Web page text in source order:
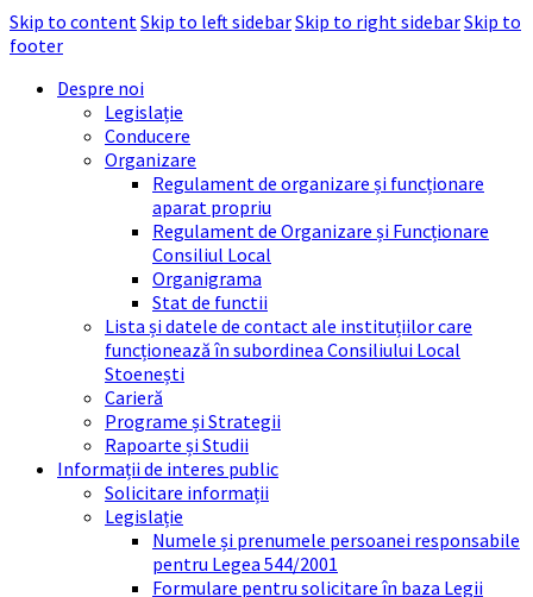
Skip to contentSkip to left sidebarSkip to right sidebarSkip to
footer
Despre noi
Legislație
Conducere
Organizare
Regulament de organizare și funcționare
aparat propriu
Regulament de Organizare și Funcționare
Consiliul Local
Organigrama
Stat de functii
Lista și datele de contact ale instituțiilor care
funcționează în subordinea Consiliului Local
Stoenești
Carieră
Programe și Strategii
Rapoarte și Studii
Informații de interes public
Solicitare informații
Legislație
Numele și prenumele persoanei responsabile
pentru Legea 544/2001
Formulare pentru solicitare în baza Legii